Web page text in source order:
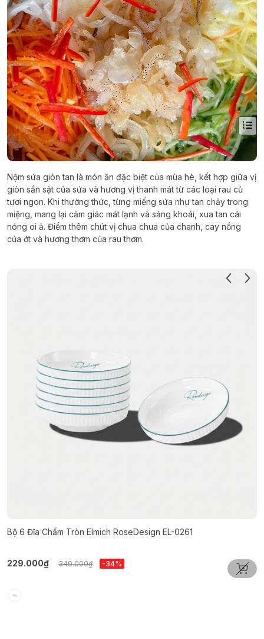
Nộm sứa giòn tan là món ăn đặc biệt của mùa hè, kết hợp giữa vị
giòn sần sật của sứa và hương vị thanh mát từ các loại rau củ
tươi ngon. Khi thưởng thức, từng miếng sứa như tan chảy trong
miệng, mang lại cảm giác mát lạnh và sảng khoái, xua tan cái
nóng oi ả. Điểm thêm chút vị chua chua của chanh, cay nồng
của ớt và hương thơm của rau thơm.
Bộ 6 Đĩa Chấm Tròn Elmich RoseDesign EL-0261
229.000₫ 349.000₫ -34%